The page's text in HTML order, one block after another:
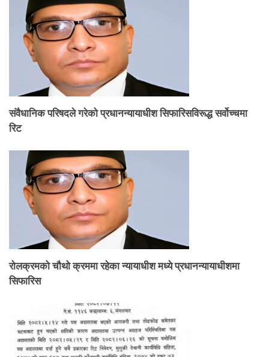
संवैधानिक परिषदले गरेको प्रधानन्यायाधीश सिफारिसविरूद्ध सर्वोच्चमा
रिट
रोलक्रमको चौथो क्रममा रहेका न्यायाधीश मध्ये प्रधानन्यायाधीशमा
सिफारिस